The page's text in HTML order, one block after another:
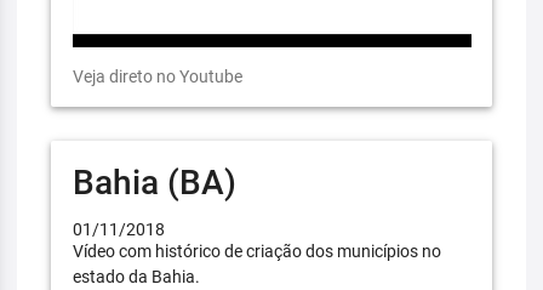
Veja direto no Youtube
Bahia (BA)
01/11/2018
Vídeo com histórico de criação dos municípios no
estado da Bahia.